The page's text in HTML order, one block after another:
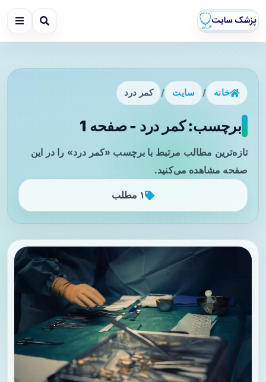
خانه / سایت / کمر درد
برچسب: کمر درد - صفحه 1
تازه‌ترین مطالب مرتبط با برچسب «کمر درد» را در این
صفحه مشاهده می‌کنید.
۱ مطلب